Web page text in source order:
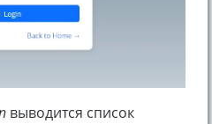
выводится список